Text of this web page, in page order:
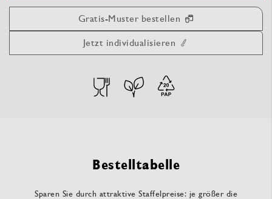
Gratis-Muster bestellen
Jetzt individualisieren
Bestelltabelle
Sparen Sie durch attraktive Staffelpreise: je größer die